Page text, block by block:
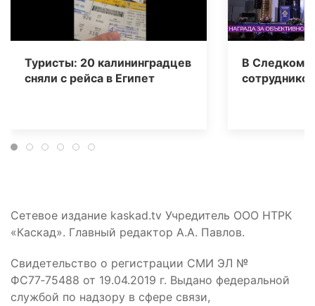
Туристы: 20 калининградцев
сняли с рейса в Египет
В Следкоме
Сетевое издание kaskad.tv Учредитель ООО НТРК
«Каскад». Главный редактор А.А. Павлов.
Свидетельство о регистрации СМИ ЭЛ №
ФС77‑75488 от 19.04.2019 г. Выдано федеральной
службой по надзору в сфере связи,